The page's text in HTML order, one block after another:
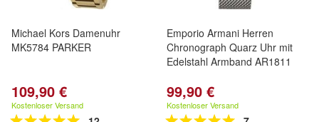
Michael Kors Damenuhr
MK5784 PARKER
109,90 €
Kostenloser Versand
Emporio Armani Herren
Chronograph Quarz Uhr mit
Edelstahl Armband AR1811
99,90 €
Kostenloser Versand